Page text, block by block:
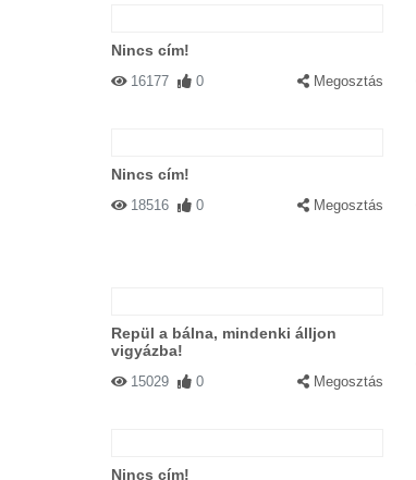
Nincs cím!
16177 0 Megosztás
Nincs cím!
18516 0 Megosztás
Repül a bálna, mindenki álljon
vigyázba!
15029 0 Megosztás
Nincs cím!